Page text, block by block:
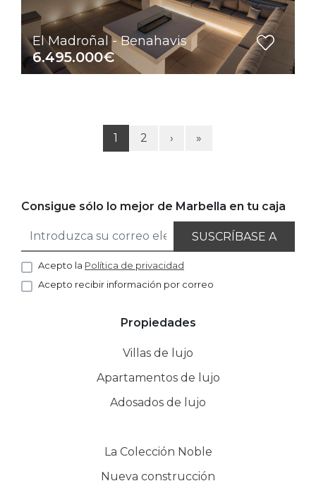
El Madroñal - Benahavis
6.495.000€
1 2 › »
Consigue sólo lo mejor de Marbella en tu caja
SUSCRÍBASE A
Acepto la Política de privacidad
Acepto recibir información por correo
Propiedades
Villas de lujo
Apartamentos de lujo
Adosados de lujo
La Colección Noble
Nueva construcción